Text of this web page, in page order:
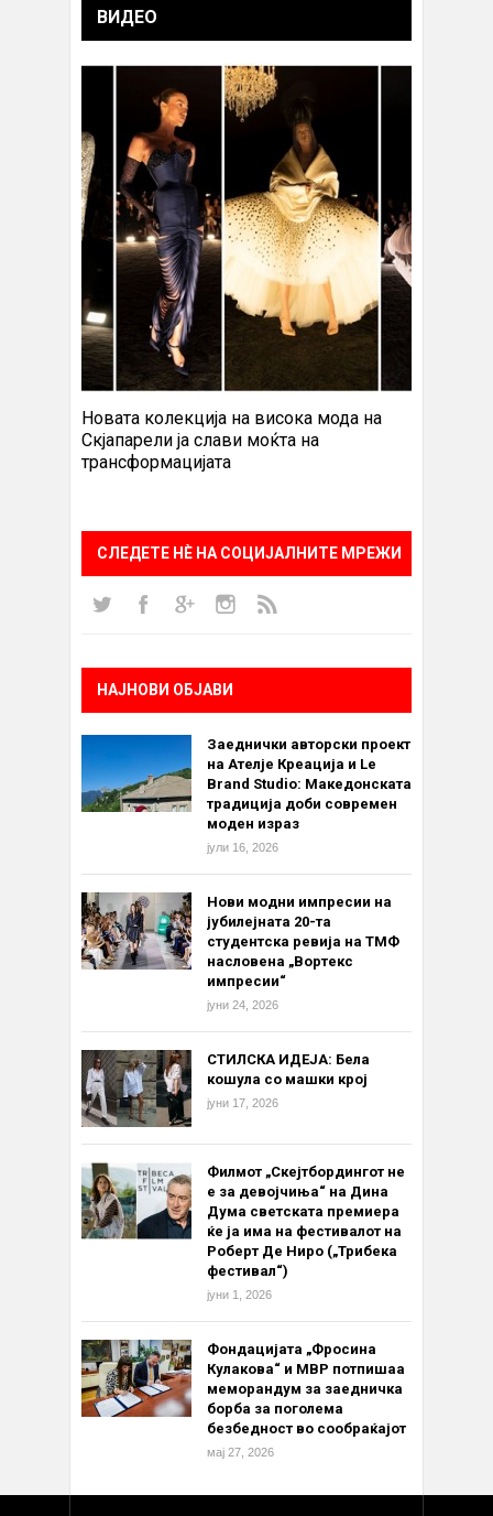
ВИДЕО
Новата колекција на висока мода на
Скјапарели ја слави моќта на
трансформацијата
СЛЕДЕТЕ НÈ НА СОЦИЈАЛНИТЕ МРЕЖИ
НАЈНОВИ ОБЈАВИ
Заеднички авторски проект
на Ателје Креација и Le
Brand Studio: Македонската
традиција доби современ
моден израз
јули 16, 2026
Нови модни импресии на
јубилејната 20-та
студентска ревија на ТМФ
насловена „Вортекс
импресии“
јуни 24, 2026
СТИЛСКА ИДЕЈА: Бела
кошула со машки крој
јуни 17, 2026
Филмот „Скејтбордингот не
е за девојчиња“ на Дина
Дума светската премиера
ќе ја има на фестивалот на
Роберт Де Ниро („Трибека
фестивал“)
јуни 1, 2026
Фондацијата „Фросина
Кулакова“ и МВР потпишаа
меморандум за заедничка
борба за поголема
безбедност во сообраќајот
мај 27, 2026